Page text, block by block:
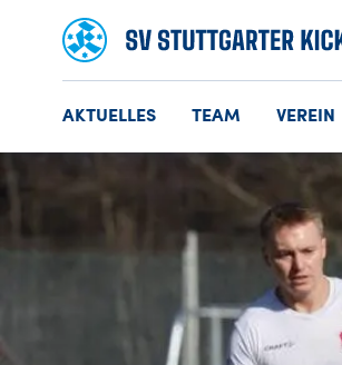
AKTUELLES TEAM VEREIN